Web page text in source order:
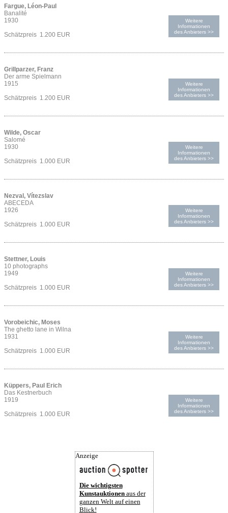
Fargue, Léon-Paul
Banalité
1930
Schätzpreis 1.200 EUR
Weitere
Informationen
des Anbieters >>
Grillparzer, Franz
Der arme Spielmann
1915
Schätzpreis 1.200 EUR
Weitere
Informationen
des Anbieters >>
Wilde, Oscar
Salomé
1930
Schätzpreis 1.000 EUR
Weitere
Informationen
des Anbieters >>
Nezval, Vítezslav
ABECEDA
1926
Schätzpreis 1.000 EUR
Weitere
Informationen
des Anbieters >>
Stettner, Louis
10 photographs
1949
Schätzpreis 1.000 EUR
Weitere
Informationen
des Anbieters >>
Vorobeichic, Moses
The ghetto lane in Wilna
1931
Schätzpreis 1.000 EUR
Weitere
Informationen
des Anbieters >>
Küppers, Paul Erich
Das Kestnerbuch
1919
Schätzpreis 1.000 EUR
Weitere
Informationen
des Anbieters >>
Anzeige
Die wichtigsten
Kunstauktionenaus der
ganzen Welt auf einen
Blick!